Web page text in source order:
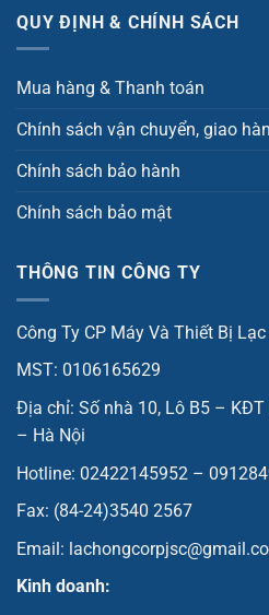
QUY ĐỊNH & CHÍNH SÁCH
Mua hàng & Thanh toán
Chính sách vận chuyển, giao
Chính sách bảo hành
Chính sách bảo mật
THÔNG TIN CÔNG TY
Công Ty CP Máy Và Thiết Bị
MST: 0106165629
Địa chỉ: Số nhà 10, Lô B5 –
– Hà Nội
Hotline: 02422145952 –
Fax: (84-24)3540 2567
Email:
Kinh doanh: